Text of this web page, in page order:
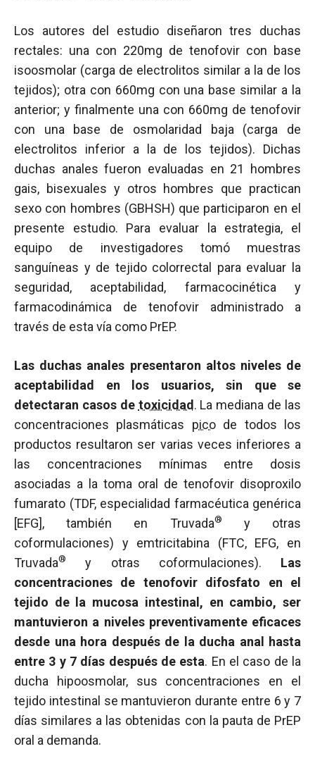
Los autores del estudio diseñaron tres duchas
rectales: una con 220mg de tenofovir con base
isoosmolar (carga de electrolitos similar a la de los
tejidos); otra con 660mg con una base similar a la
anterior; y finalmente una con 660mg de tenofovir
con una base de osmolaridad baja (carga de
electrolitos inferior a la de los tejidos). Dichas
duchas anales fueron evaluadas en 21 hombres
gais, bisexuales y otros hombres que practican
sexo con hombres (GBHSH) que participaron en el
presente estudio. Para evaluar la estrategia, el
equipo de investigadores tomó muestras
sanguíneas y de tejido colorrectal para evaluar la
seguridad, aceptabilidad, farmacocinética y
farmacodinámica de tenofovir administrado a
través de esta vía como PrEP.
Las duchas anales presentaron altos niveles de
aceptabilidad en los usuarios, sin que se
detectaran casos de toxicidad . La mediana de las
concentraciones plasmáticas picode todos los
productos resultaron ser varias veces inferiores a
las concentraciones mínimas entre dosis
asociadas a la toma oral de tenofovir disoproxilo
fumarato (TDF, especialidad farmacéutica genérica
[EFG], también en Truvada®
y otras
coformulaciones) y emtricitabina (FTC, EFG, en
Truvada® y otras coformulaciones). Las
concentraciones de tenofovir difosfato en el
tejido de la mucosa intestinal, en cambio, ser
mantuvieron a niveles preventivamente eficaces
desde una hora después de la ducha anal hasta
entre 3 y 7 días después de esta. En el caso de la
ducha hipoosmolar, sus concentraciones en el
tejido intestinal se mantuvieron durante entre 6 y 7
días similares a las obtenidas con la pauta de PrEP
oral a demanda.